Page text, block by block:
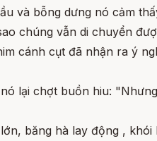
và bỗng dưng nó cảm
chúng vẫn di chuyển
cánh cụt đã nhận ra ý
lại chợt buồn hiu:
băng hà lay động ,